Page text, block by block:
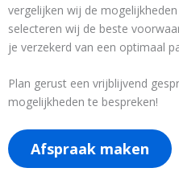
vergelijken wij de
selecteren wij de beste
je verzekerd van een optimaal
Plan gerust een vrijblijvend
mogelijkheden te bespreken!
Afspraak maken